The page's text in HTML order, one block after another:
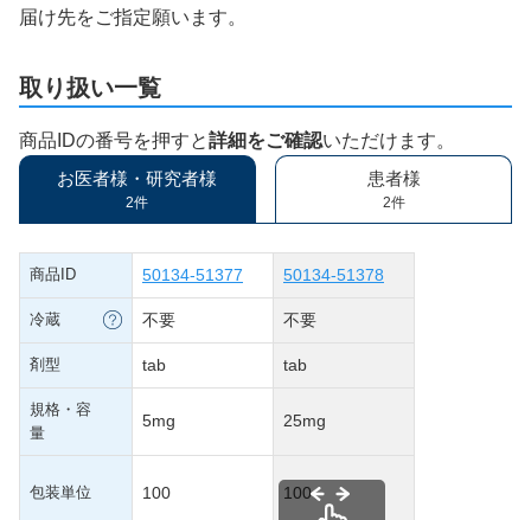
届け先をご指定願います。
取り扱い一覧
商品IDの番号を押すと詳細をご確認いただけます。
お医者様・研究者様
2件
患者様
2件
商品ID 50134-51377 50134-51378
冷蔵 不要 不要
剤型 tab tab
規格・容
量
5mg 25mg
包装単位 100 100